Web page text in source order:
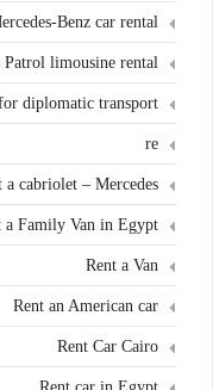
Benz car rental
Patrol limousine rental
diplomatic transport
re
a cabriolet – Mercedes
a Family Van in Egypt
Rent a Van
Rent an American car
Rent Car Cairo